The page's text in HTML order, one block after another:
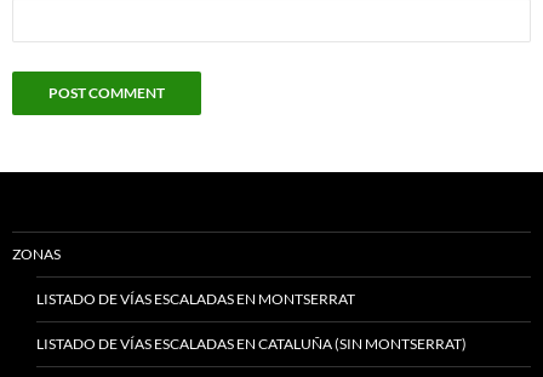
ZONAS
LISTADO DE VÍAS ESCALADAS EN MONTSERRAT
LISTADO DE VÍAS ESCALADAS EN CATALUÑA (SIN MONTSERRAT)